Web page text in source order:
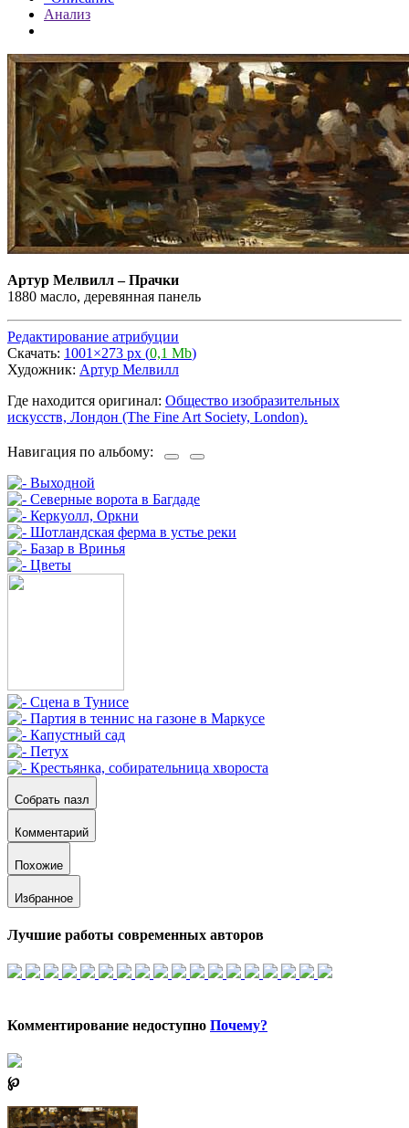
Анализ
Артур Мелвилл–Прачки
1880 масло, деревянная панель
Редактирование атрибуции
Скачать: 1001×273 px (0,1 Mb)
Художник: Артур Мелвилл
Где находится оригинал: Общество изобразительных
искусств, Лондон (The Fine Art Society, London).
Навигация по альбому:
Собрать пазл
Комментарий
Похожие
Избранное
Лучшие работы современных авторов
Комментирование недоступно Почему?
℘